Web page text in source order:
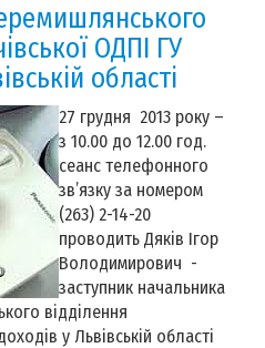
ОДПІ ГУ
області
27 грудня 2013 року –
з 10.00 до 12.00 год.
сеанс телефонного
зв’язку за номером
(263) 2-14-20
проводить Дяків Ігор
Володимирович -
заступник начальника
відділення
у Львівській області